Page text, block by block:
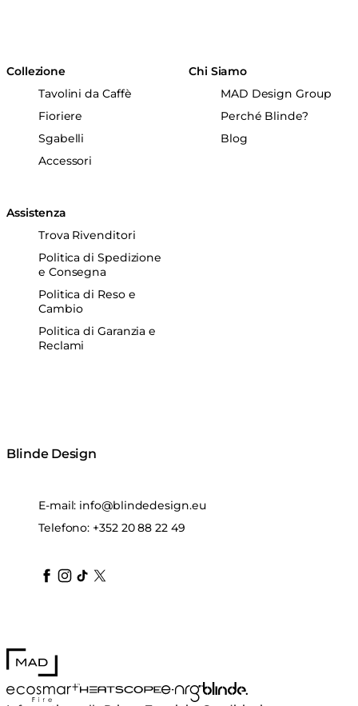
Collezione
Tavolini da Caffè
Fioriere
Sgabelli
Accessori
Chi Siamo
MAD Design Group
Perché Blinde?
Blog
Assistenza
Trova Rivenditori
Politica di Spedizione
e Consegna
Politica di Reso e
Cambio
Politica di Garanzia e
Reclami
Blinde Design
E-mail: info@blindedesign.eu
Telefono: +352 20 88 22 49
blindedesign
blindedesign
blindedesign
blinde-design
blindedesign
MAD Design
EcoSmart FireHEATSCOPE® Heaters
e-NRG Bioethanol
Blinde Design